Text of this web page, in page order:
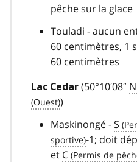
pêche sur la glace
Touladi - aucun
60 centimètres, 1
60 centimètres
Lac Cedar (50°10′08″ N
)
Maskinongé -S
-1; doit
et C